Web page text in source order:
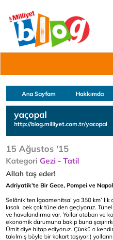
Ana Sayfam Hakkımda
yaçopal
http://blog.milliyet.com.tr/yacopal
15 Ağustos '15
Kategori Gezi - Tatil
Allah taş eder!
Adriyatik’te Bir Gece, Pompei ve
Selânik’ten İgoamenitsa’ ya 350 km’
kısalı pek çok tünelden geçiyoruz.
ve havalandırma var. Yollar otoban ve
ekonomik durumuna bakıp buna
Ümit diye hitap ediyoruz. Çünkü o
takılmış böyle bir kokart taşıyor.)